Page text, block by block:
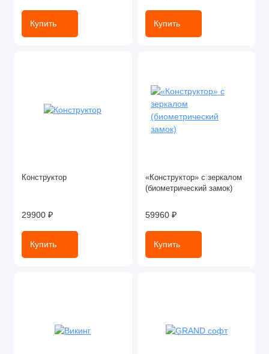
Купить Купить
Конструктор
29900 ₽
Купить
«Конструктор» с зеркалом
(биометрический замок)
59960 ₽
Купить